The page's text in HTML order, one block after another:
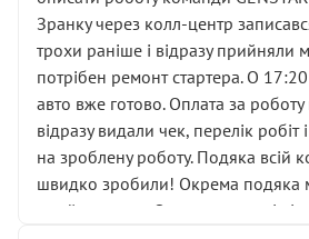
вас стартер, і тоді сервіс наче
враження. Але згодом знайшов
лобовим склом. Мені пояснили, що
відкручували”, і попросили не
новий власник, не застяг в полі))
Але після нинішнього візиту такі
здаються дрібницями.
Я — клієнт, який працює на довірі,
Зранку через колл-центр
трохи раніше і відразу прийняли
потрібен ремонт стартера. О
авто вже готово. Оплата за
відразу видали чек, перелік робіт
на зроблену роботу. Подяка всій
швидко зробили! Окрема подяка
приймальнику Олександру: всі